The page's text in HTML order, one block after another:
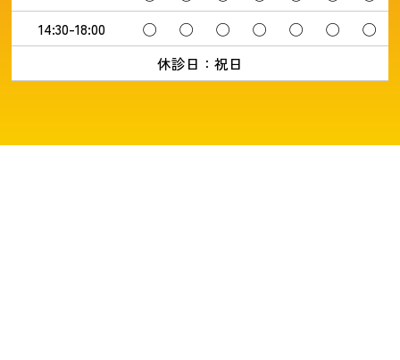
14:30-18:00
◯ ◯ ◯ ◯ ◯ ◯
◯
休診日：祝日